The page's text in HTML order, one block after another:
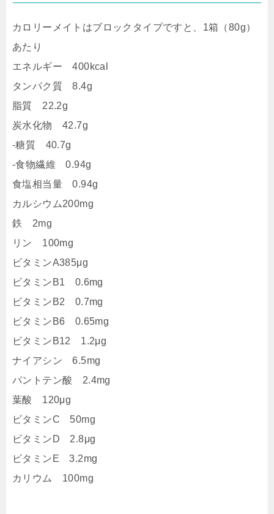
カロリーメイトはブロックタイプですと、1箱（80g）
あたり
エネルギー 400kcal
タンパク質 8.4g
脂質 22.2g
炭水化物 42.7g
-糖質 40.7g
-食物繊維 0.94g
食塩相当量 0.94g
カルシウム200mg
鉄 2mg
リン 100mg
ビタミンA385μg
ビタミンB1 0.6mg
ビタミンB2 0.7mg
ビタミンB6 0.65mg
ビタミンB12 1.2μg
ナイアシン 6.5mg
パントテン酸 2.4mg
葉酸 120μg
ビタミンC 50mg
ビタミンD 2.8μg
ビタミンE 3.2mg
カリウム 100mg